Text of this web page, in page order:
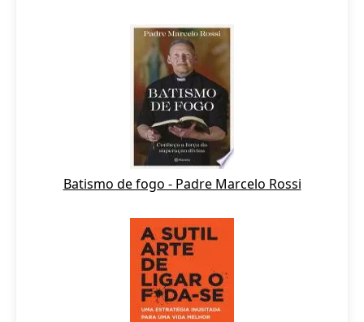
Batismo de fogo - Padre Marcelo Rossi